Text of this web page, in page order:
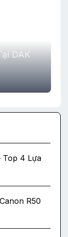
DAK
Top 4 Lựa
R50